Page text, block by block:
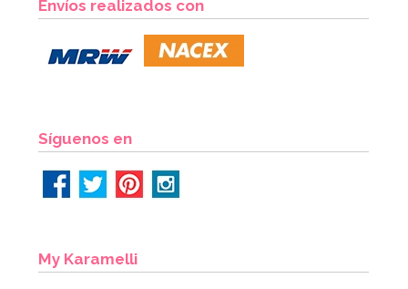
2,95€
Envíos realizados con
Síguenos en
My Karamelli